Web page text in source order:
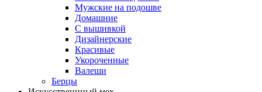
Мужские на подошве
Домашние
С вышивкой
Дизайнерские
Красивые
Укороченные
Валеши
Берцы